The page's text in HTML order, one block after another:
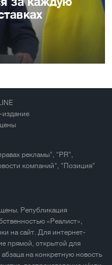
рекламы", "PR",
компаний", "Позиция"
Републикация
«Реалист»,
на сайт. Для интернет-
прямой, открытой для
на конкретную новость